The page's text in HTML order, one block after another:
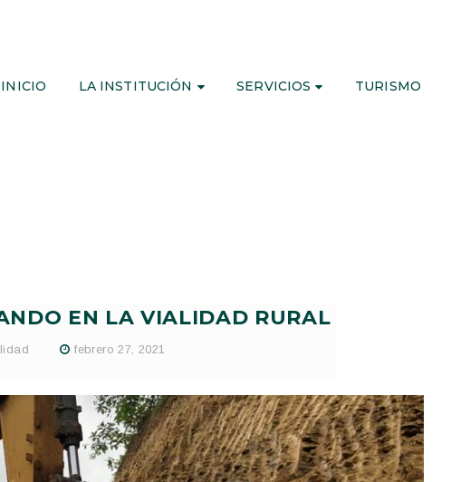
INICIO LA INSTITUCIÓN SERVICIOS TURISMO
EN LA VIALIDAD RURAL
febrero 27, 2021